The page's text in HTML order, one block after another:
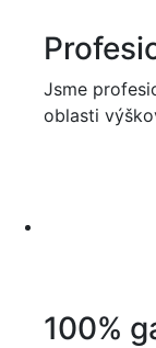
Jsme
oblasti
100%